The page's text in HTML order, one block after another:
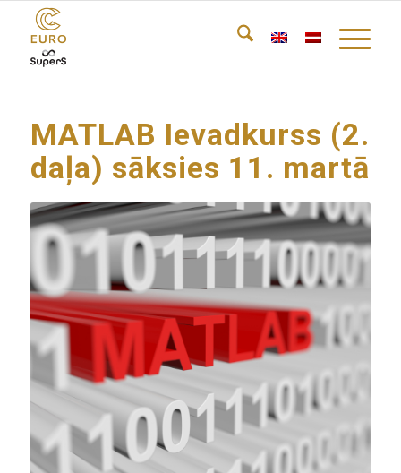
MATLAB Ievadkurss (2.
daļa) sāksies 11. martā